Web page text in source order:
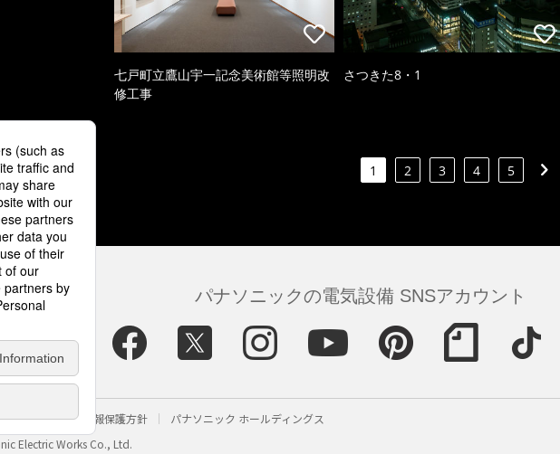
七戸町立鷹山宇一記念美術館等照明改
修工事
さつきた8・1
1 2 3 4 5
パナソニックの電気設備 SNSアカウント
リシー 個人情報保護方針 パナソニック ホールディングス
Electric Works Co., Ltd.